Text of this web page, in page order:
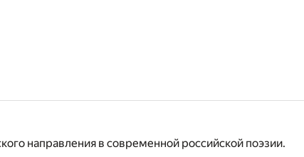
направления в современной российской поэзии.